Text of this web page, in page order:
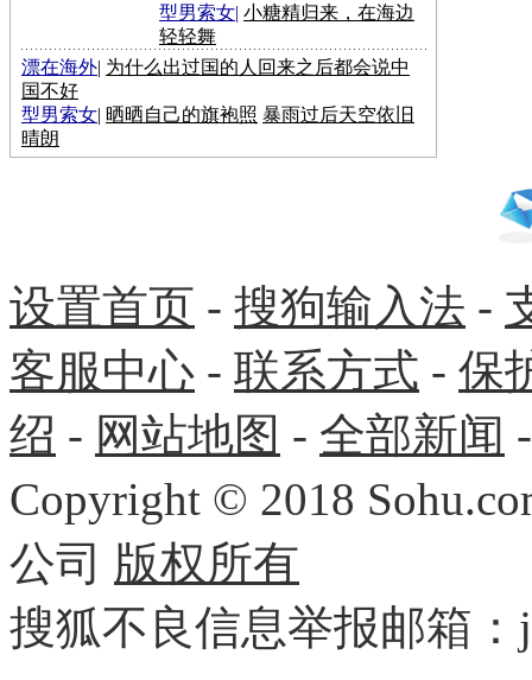
型男索女| 小糖精归来，在海边
轻轻舞
漂在海外| 为什么出过国的人回来之后都会说中
国不好
型男索女| 晒晒自己的旗袍照 暴雨过后天空依旧
晴朗
设置首页 - 搜狗输入法 -
客服中心 - 联系方式 - 保
绍 - 网站地图 - 全部新闻
Copyright © 2018
公司 版权所有
搜狐不良信息举报邮箱：